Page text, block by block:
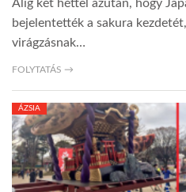
LINKTR.EE
DOBRAVERO.HU
LATIMO.HU
Alig két héttel azután, hogy
bejelentették a sakura
virágzásnak…
FOLYTATÁS →
ÁZSIA